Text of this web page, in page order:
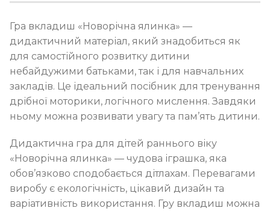
Гра вкладиш «Новорічна ялинка» —
дидактичний матеріал, який знадобиться як
для самостійного розвитку дитини
небайдужими батьками, так і для навчальних
закладів. Це ідеальний посібник для тренування
дрібної моторики, логічного мислення. Завдяки
ньому можна розвивати увагу та пам’ять дитини.
Дидактична гра для дітей раннього віку
«Новорічна ялинка» — чудова іграшка, яка
обов’язково сподобається дітлахам. Перевагами
виробу є екологічність, цікавий дизайн та
варіативність використання. Гру вкладиш можна